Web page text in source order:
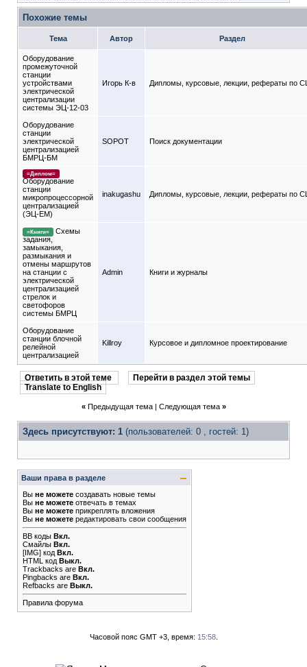
Похожие темы
Тема Автор Раздел
Оборудование
промежуточной
станции
устройствами
электрической
централизации
системы ЭЦ-12-03
Игорь К-в Дипломы, курсовые, лекции, рефераты по
Оборудование
станции
электрической
централизацией
БМРЦ-БМ
SOPOT Поиск документации
=Диплом=
Оборудование
станции
микропроцессорной
централизацией
(ЭЦ-ЕМ)
inakugashu Дипломы, курсовые, лекции, рефераты по
=Книги=
Схемы
задания,
замыкания,
размыкания и
отмены маршрутов
на станции с
электрической
централизацией
стрелок и
светофоров
системы БМРЦ
Admin Книги и журналы
Оборудование
станции блочной
релейной
централизацией
Killroy Курсовое и дипломное проектирование
Ответить в этой теме
Перейти в раздел этой темы
Translate to English
« Предыдущая тема| Следующая тема »
Здесь присутствуют: 1 (пользователей: 0 , гостей: 1)
Ваши права в разделе
Вы не можете создавать новые темы
Вы не можете отвечать в темах
Вы не можете прикреплять вложения
Вы не можете редактировать свои сообщения
BB коды Вкл.
Смайлы Вкл.
[IMG] код Вкл.
HTML код Выкл.
Trackbacks are Вкл.
Pingbacks are Вкл.
Refbacks are Выкл.
Правила форума
Часовой пояс GMT +3, время: 15:58.